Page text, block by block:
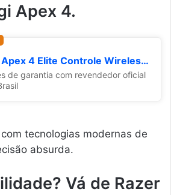
Apex 4.
Flydigi Apex 4 Elite Controle Wireless Compatível com Switch, PC, Android e TV [video game] [video game] [video game]
de garantia com revendedor oficial
tecnologias modernas de
absurda.
Vá de Razer